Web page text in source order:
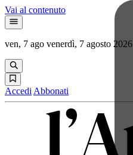
Vai al contenuto
ven, 7 ago venerdì, 7 agosto 2026
Accedi Abbonati